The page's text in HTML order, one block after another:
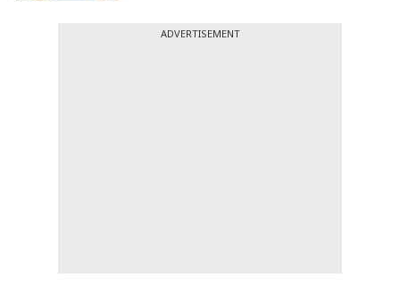
ADVERTISEMENT